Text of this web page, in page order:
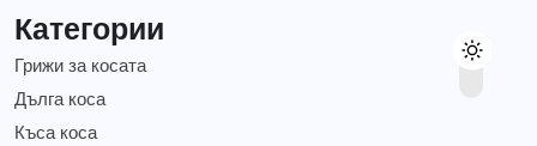
Категории
Грижи за косата
Дълга коса
Къса коса